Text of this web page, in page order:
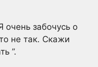
очень забочусь о
не так. Скажи
”.